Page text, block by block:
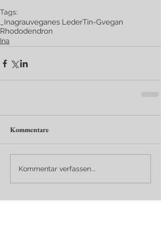
Tags:
_Inagrauveganes LederTin-Gvegan
Rhododendron
Ina
Kommentare
Kommentar verfassen...